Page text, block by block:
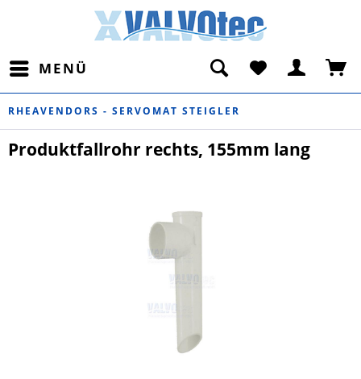
MENÜ
RHEAVENDORS - SERVOMAT STEIGLER
Produktfallrohr rechts, 155mm lang